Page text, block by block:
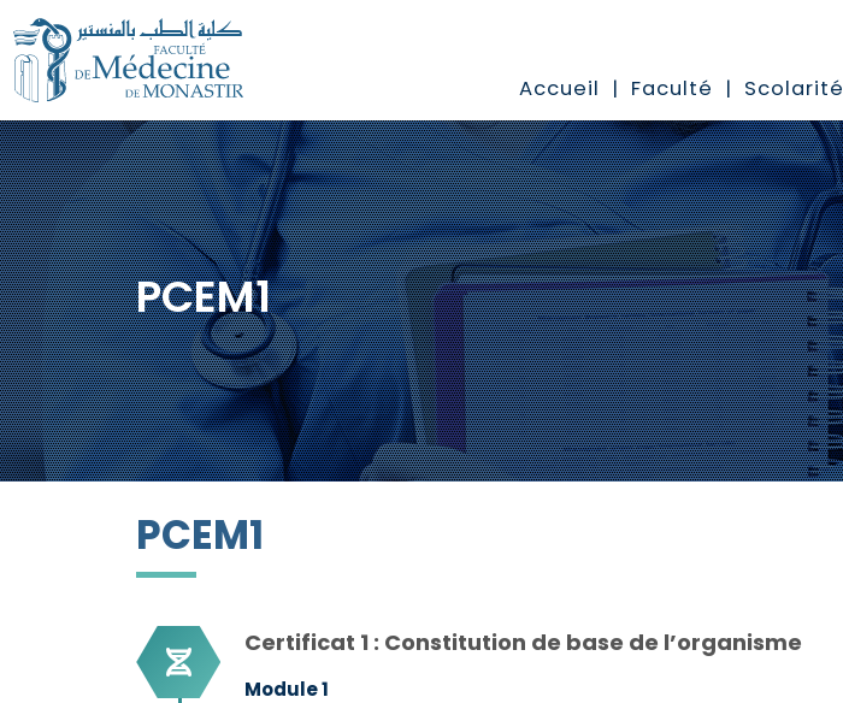
Accueil Faculté Scolarité
PCEM1
PCEM1
Certificat 1 : Constitution de base de l’organisme
Module 1